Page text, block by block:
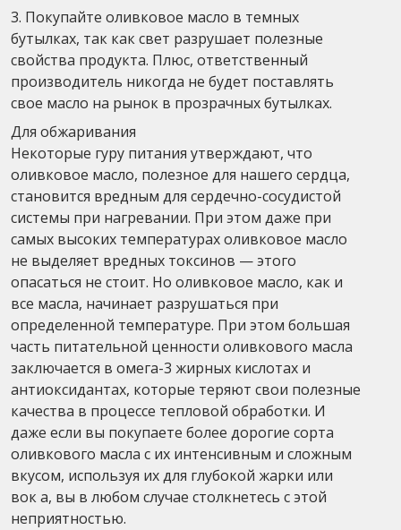
3. Покупайте оливковое масло в темных
бутылках, так как свет разрушает полезные
свойства продукта. Плюс, ответственный
производитель никогда не будет поставлять
свое масло на рынок в прозрачных бутылках.
Для обжаривания
Некоторые гуру питания утверждают, что
оливковое масло, полезное для нашего сердца,
становится вредным для сердечно-сосудистой
системы при нагревании. При этом даже при
самых высоких температурах оливковое масло
не выделяет вредных токсинов — этого
опасаться не стоит. Но оливковое масло, как и
все масла, начинает разрушаться при
определенной температуре. При этом большая
часть питательной ценности оливкового масла
заключается в омега-3 жирных кислотах и
антиоксидантах, которые теряют свои полезные
качества в процессе тепловой обработки. И
даже если вы покупаете более дорогие сорта
оливкового масла с их интенсивным и сложным
вкусом, используя их для глубокой жарки или
вок а, вы в любом случае столкнетесь с этой
неприятностью.